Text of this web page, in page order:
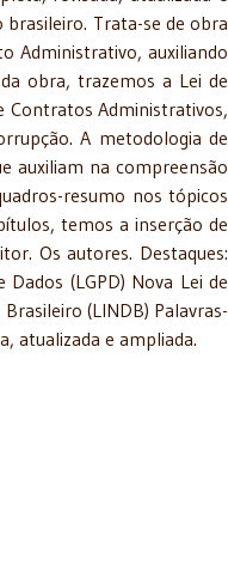
Trata-se de obra
Administrativo, auxiliando
obra, trazemos a Lei de
Contratos Administrativos,
A metodologia de
auxiliam na compreensão
resumo nos tópicos
temos a inserção de
Os autores. Destaques:
(LGPD) Nova Lei de
(LINDB) Palavras-
atualizada e ampliada.